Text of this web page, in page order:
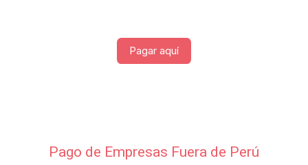
Pagar aquí
Pago de Empresas Fuera de Perú